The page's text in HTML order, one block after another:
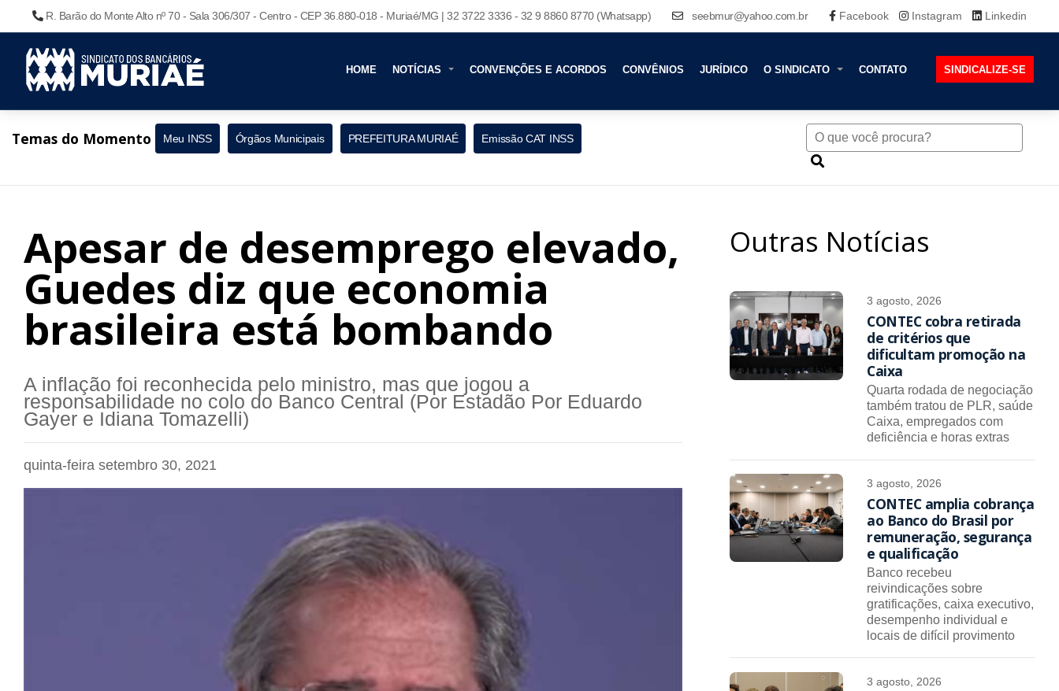
R. Barão do Monte Alto nº 70 - Sala 306/307 - Centro - CEP 36.880-018 - Muriaé/MG | 32 3722 3336 - 32 9 8860 8770 (Whatsapp) seebmur@yahoo.com.br Facebook Instagram Linkedin
HOME NOTÍCIAS CONVENÇÕES E ACORDOS CONVÊNIOS JURÍDICO O SINDICATO CONTATO SINDICALIZE-SE
Temas do Momento Meu INSS Órgãos Municipais PREFEITURA MURIAÉ Emissão CAT INSS
Apesar de desemprego elevado,
Guedes diz que economia
brasileira está bombando
A inflação foi reconhecida pelo ministro, mas que jogou a
responsabilidade no colo do Banco Central (Por Estadão Por Eduardo
Gayer e Idiana Tomazelli)
quinta-feira setembro 30, 2021
Outras Notícias
3 agosto, 2026
CONTEC cobra retirada
de critérios que
dificultam promoção na
Caixa
Quarta rodada de negociação
também tratou de PLR, saúde
Caixa, empregados com
deficiência e horas extras
3 agosto, 2026
CONTEC amplia cobrança
ao Banco do Brasil por
remuneração, segurança
e qualificação
Banco recebeu
reivindicações sobre
gratificações, caixa executivo,
desempenho individual e
locais de difícil provimento
3 agosto, 2026